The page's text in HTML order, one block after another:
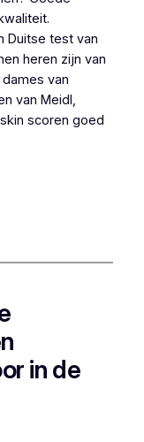
Duitse test van
heren zijn van
van
van Meidl,
scoren goed
in de